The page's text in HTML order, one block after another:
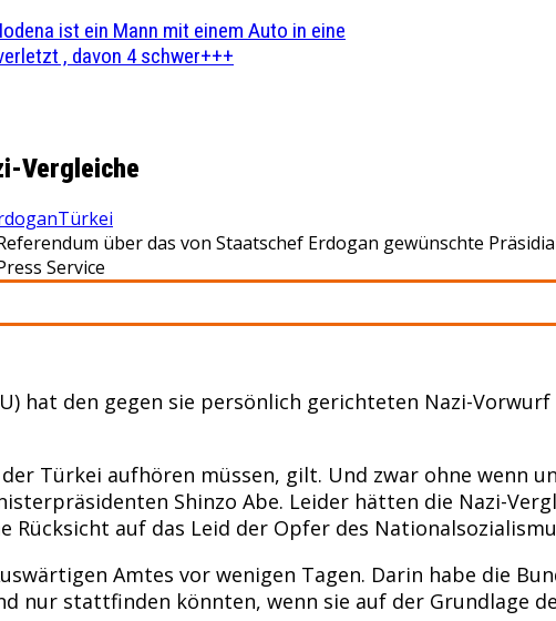
ist ein Mann mit einem Auto in eine
, davon 4 schwer+++
Vergleiche
Türkei
über das von Staatschef Erdogan gewünschte
Service
hat den gegen sie persönlich gerichteten Nazi-
Türkei aufhören müssen, gilt. Und zwar ohne wenn
Shinzo Abe. Leider hätten die Nazi-
Rücksicht auf das Leid der Opfer des
Amtes vor wenigen Tagen. Darin habe die
nur stattfinden könnten, wenn sie auf der Grundlage